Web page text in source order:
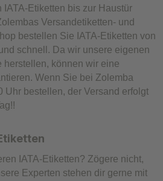
IATA-Etiketten bis zur Haustür
Versandetiketten- und
bestellen Sie IATA-Etiketten von
schnell. Da wir unsere eigenen
herstellen, können wir eine
Wenn Sie bei Zolemba
Uhr bestellen, der Versand erfolgt
IATA-Etiketten? Zögere nicht,
Experten stehen dir gerne mit